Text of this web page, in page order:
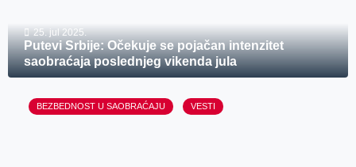
25. jul 2025.
Putevi Srbije: Očekuje se pojačan intenzitet
saobraćaja poslednjeg vikenda jula
BEZBEDNOST U SAOBRAĆAJU VESTI